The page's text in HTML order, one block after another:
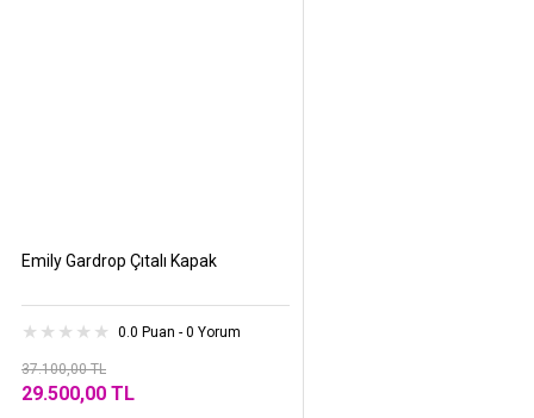
Emily Gardrop Çıtalı Kapak
0.0 Puan - 0 Yorum
37.100,00 TL
29.500,00 TL